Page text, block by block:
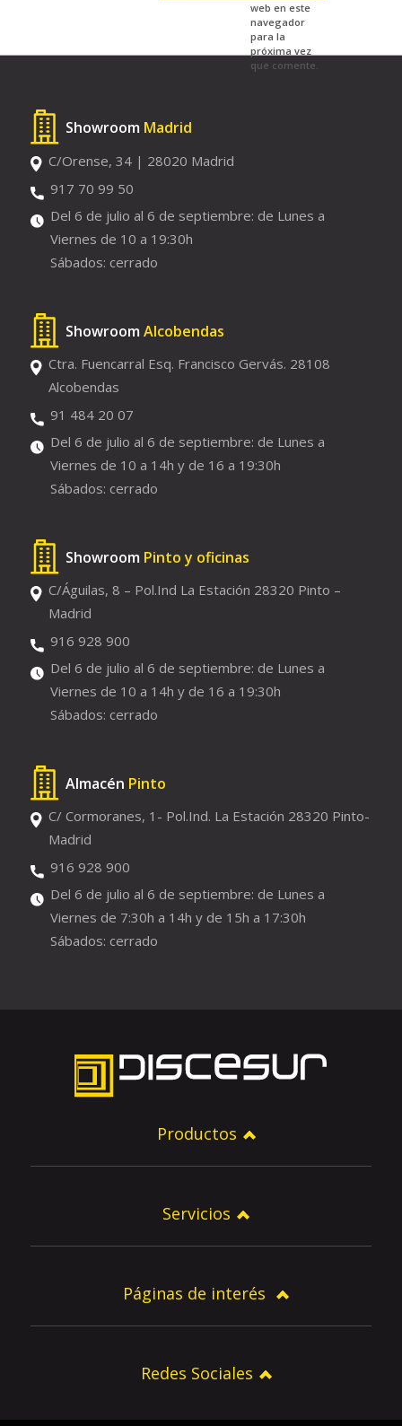
web en este
navegador
para la
próxima vez
que comente.
Showroom Madrid
C/Orense, 34 | 28020 Madrid
917 70 99 50
Del 6 de julio al 6 de septiembre: de Lunes a
Viernes de 10 a 19:30h
Sábados: cerrado
Showroom Alcobendas
Ctra. Fuencarral Esq. Francisco Gervás. 28108
Alcobendas
91 484 20 07
Del 6 de julio al 6 de septiembre: de Lunes a
Viernes de 10 a 14h y de 16 a 19:30h
Sábados: cerrado
Showroom Pinto y oficinas
C/Águilas, 8 – Pol.Ind La Estación 28320 Pinto –
Madrid
916 928 900
Del 6 de julio al 6 de septiembre: de Lunes a
Viernes de 10 a 14h y de 16 a 19:30h
Sábados: cerrado
Almacén Pinto
C/ Cormoranes, 1- Pol.Ind. La Estación 28320 Pinto-
Madrid
916 928 900
Del 6 de julio al 6 de septiembre: de Lunes a
Viernes de 7:30h a 14h y de 15h a 17:30h
Sábados: cerrado
Productos
Servicios
Páginas de interés
Redes Sociales